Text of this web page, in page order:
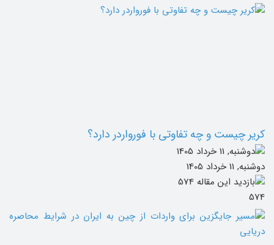
کریر چیست و چه تفاوتی با فورواردر دارد؟
دوشنبه, 11 خرداد 1405
574